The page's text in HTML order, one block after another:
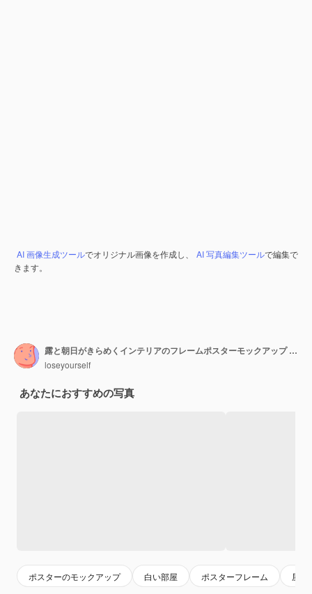
AI 画像生成ツールでオリジナル画像を作成し、 AI 写真編集ツールで編集で
きます。
露と朝日がきらめくインテリアのフレームポスターモックアップ AIジェネレーション
loseyourself
あなたにおすすめの写真
ポスターのモックアップ 白い部屋 ポスターフレーム 屋内